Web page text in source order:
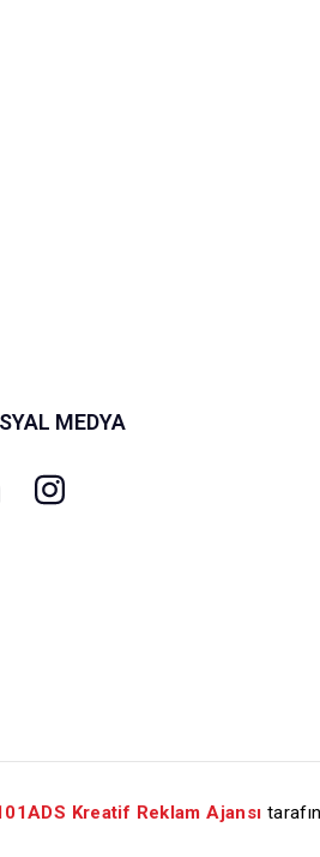
MEDYA
Kreatif Reklam Ajansı